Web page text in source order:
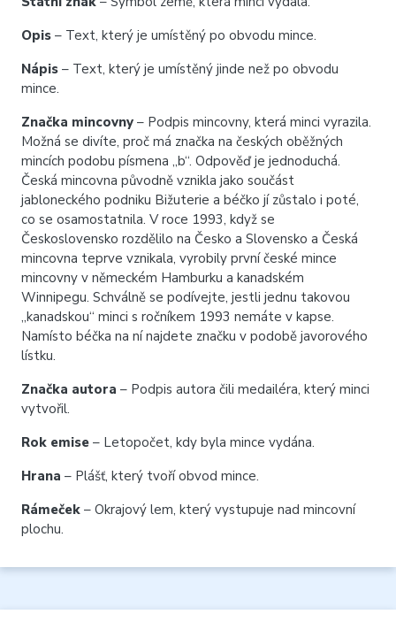
Opis – Text, který je umístěný po obvodu mince.
Nápis – Text, který je umístěný jinde než po obvodu
mince.
Značka mincovny – Podpis mincovny, která minci vyrazila.
Možná se divíte, proč má značka na českých oběžných
mincích podobu písmena „b“. Odpověď je jednoduchá.
Česká mincovna původně vznikla jako součást
jabloneckého podniku Bižuterie a béčko jí zůstalo i poté,
co se osamostatnila. V roce 1993, když se
Československo rozdělilo na Česko a Slovensko a Česká
mincovna teprve vznikala, vyrobily první české mince
mincovny v německém Hamburku a kanadském
Winnipegu. Schválně se podívejte, jestli jednu takovou
„kanadskou“ minci s ročníkem 1993 nemáte v kapse.
Namísto béčka na ní najdete značku v podobě javorového
lístku.
Značka autora – Podpis autora čili medailéra, který minci
vytvořil.
Rok emise – Letopočet, kdy byla mince vydána.
Hrana – Plášť, který tvoří obvod mince.
Rámeček – Okrajový lem, který vystupuje nad mincovní
plochu.